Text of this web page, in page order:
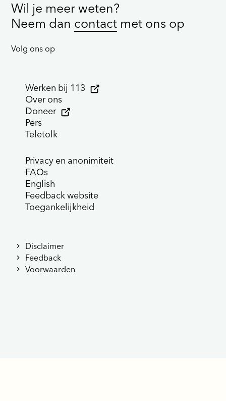
Wil je meer weten?
Neem dan contact met ons op
Volg ons op
Werken bij 113
Over ons
Doneer
Pers
Teletolk
Privacy en anonimiteit
FAQs
English
Feedback website
Toegankelijkheid
Disclaimer
Feedback
Voorwaarden